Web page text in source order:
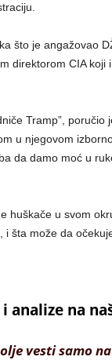
što je angažovao
direktorom CIA
Tramp”, poručio
u njegovom
da damo moć u
huškače u svom
i šta može da
analize na
vesti samo na